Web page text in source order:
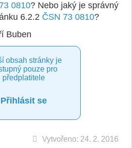
0810? Nebo jaký je správný
6.2.2 ČSN 73 0810?
Buben
obsah stránky je
pouze pro
předplatitele
Přihlásit se
Vytvořeno: 24. 2. 2016